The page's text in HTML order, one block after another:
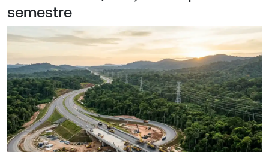
semestre